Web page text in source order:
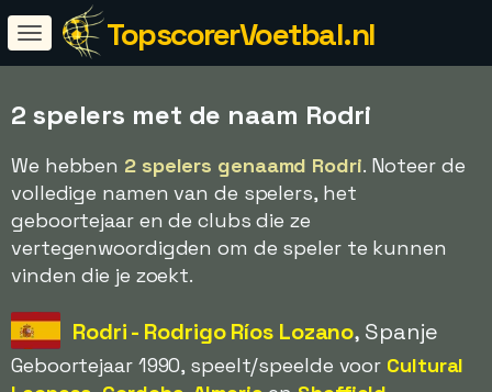
TopscorerVoetbal.nl
2 spelers met de naam Rodri
We hebben 2 spelers genaamd Rodri. Noteer de
volledige namen van de spelers, het
geboortejaar en de clubs die ze
vertegenwoordigden om de speler te kunnen
vinden die je zoekt.
Rodri - Rodrigo Ríos Lozano, Spanje
Geboortejaar 1990, speelt/speelde voor Cultural